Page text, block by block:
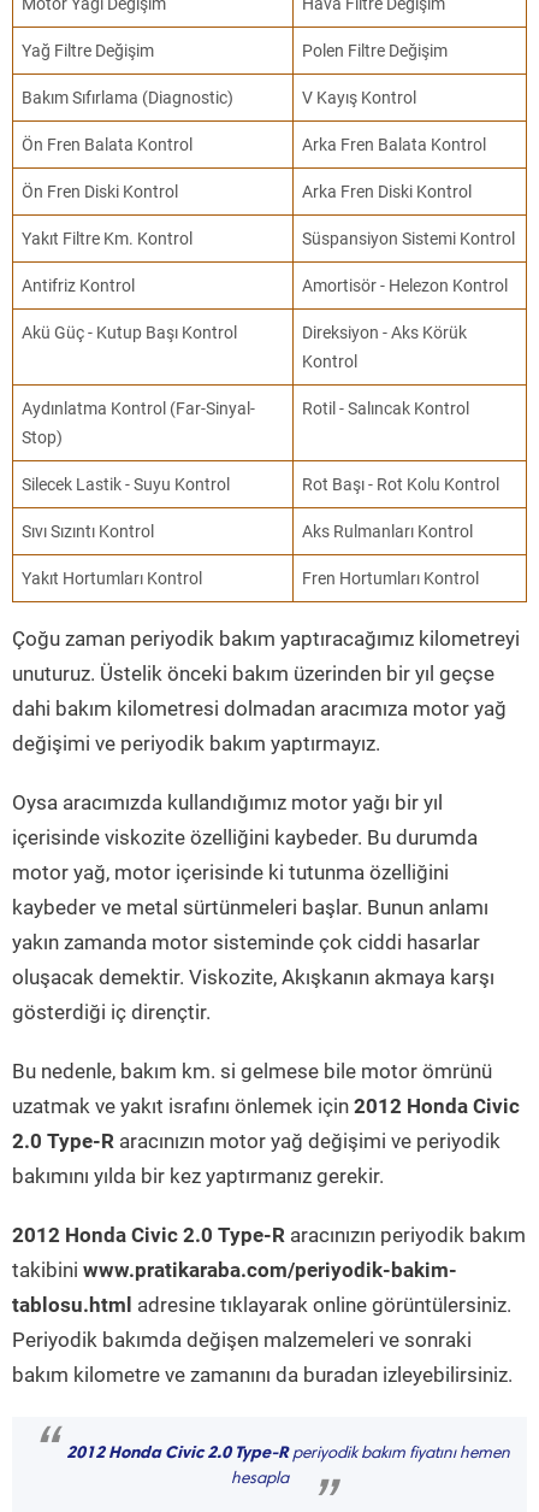
Yağ Filtre Değişim Polen Filtre Değişim
Bakım Sıfırlama (Diagnostic) V Kayış Kontrol
Ön Fren Balata Kontrol Arka Fren Balata Kontrol
Ön Fren Diski Kontrol Arka Fren Diski Kontrol
Yakıt Filtre Km. Kontrol Süspansiyon Sistemi Kontrol
Antifriz Kontrol Amortisör - Helezon Kontrol
Akü Güç - Kutup Başı Kontrol
Direksiyon - Aks Körük
Kontrol
Aydınlatma Kontrol (Far-Sinyal-
Stop)
Rotil - Salıncak Kontrol
Silecek Lastik - Suyu Kontrol Rot Başı - Rot Kolu Kontrol
Sıvı Sızıntı Kontrol Aks Rulmanları Kontrol
Yakıt Hortumları Kontrol Fren Hortumları Kontrol
Çoğu zaman periyodik bakım yaptıracağımız kilometreyi
unuturuz. Üstelik önceki bakım üzerinden bir yıl geçse
dahi bakım kilometresi dolmadan aracımıza motor yağ
değişimi ve periyodik bakım yaptırmayız.
Oysa aracımızda kullandığımız motor yağı bir yıl
içerisinde viskozite özelliğini kaybeder. Bu durumda
motor yağ, motor içerisinde ki tutunma özelliğini
kaybeder ve metal sürtünmeleri başlar. Bunun anlamı
yakın zamanda motor sisteminde çok ciddi hasarlar
oluşacak demektir. Viskozite, Akışkanın akmaya karşı
gösterdiği iç dirençtir.
Bu nedenle, bakım km. si gelmese bile motor ömrünü
uzatmak ve yakıt israfını önlemek için 2012 Honda Civic
2.0 Type-R aracınızın motor yağ değişimi ve periyodik
bakımını yılda bir kez yaptırmanız gerekir.
2012 Honda Civic 2.0 Type-R aracınızın periyodik bakım
takibini www.pratikaraba.com/periyodik-bakim-
tablosu.html adresine tıklayarak online görüntülersiniz.
Periyodik bakımda değişen malzemeleri ve sonraki
bakım kilometre ve zamanını da buradan izleyebilirsiniz.
“ 2012 Honda Civic 2.0 Type-Rperiyodik bakım fiyatını hemen
hesapla